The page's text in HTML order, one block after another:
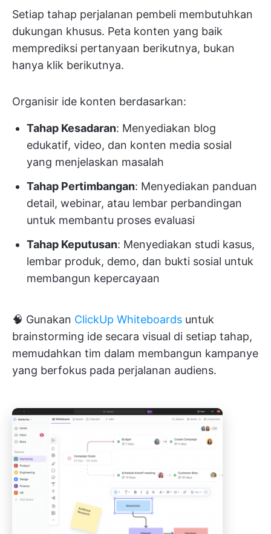
Setiap tahap perjalanan pembeli membutuhkan
dukungan khusus. Peta konten yang baik
memprediksi pertanyaan berikutnya, bukan
hanya klik berikutnya.
Organisir ide konten berdasarkan:
Tahap Kesadaran: Menyediakan blog
edukatif, video, dan konten media sosial
yang menjelaskan masalah
Tahap Pertimbangan: Menyediakan panduan
detail, webinar, atau lembar perbandingan
untuk membantu proses evaluasi
Tahap Keputusan: Menyediakan studi kasus,
lembar produk, demo, dan bukti sosial untuk
membangun kepercayaan
🧠 Gunakan ClickUp Whiteboards untuk
brainstorming ide secara visual di setiap tahap,
memudahkan tim dalam membangun kampanye
yang berfokus pada perjalanan audiens.